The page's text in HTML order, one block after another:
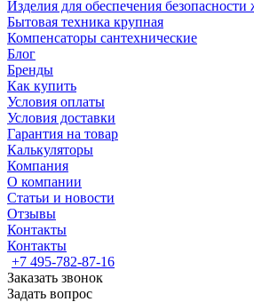
Изделия для обеспечения безопасности
Бытовая техника крупная
Компенсаторы сантехнические
Блог
Бренды
Как купить
Условия оплаты
Условия доставки
Гарантия на товар
Калькуляторы
Компания
О компании
Статьи и новости
Отзывы
Контакты
Контакты
+7 495-782-87-16
Заказать звонок
Задать вопрос